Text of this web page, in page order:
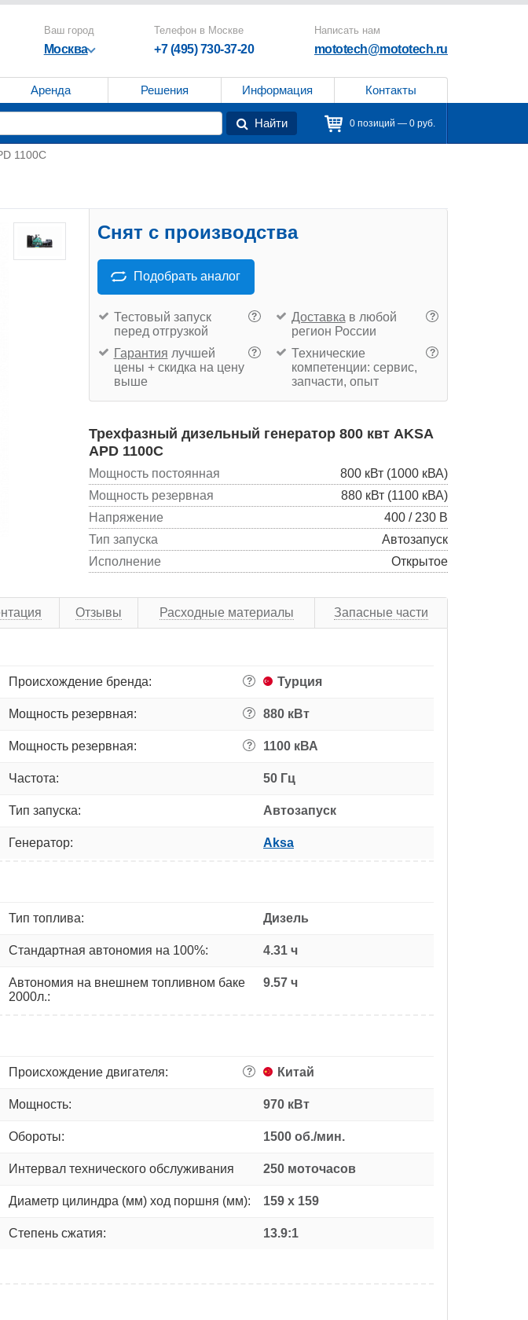
Ваш город
Москва
Телефон в Москве
+7 (495) 730-37-20
Написать нам
mototech@mototech.ru
Аренда Решения Информация Контакты
Найти 0 позиций — 0 руб.
1100C
Снят с производства
Подобрать аналог
?
Тестовый запуск
перед отгрузкой
?
Доставка в любой
регион России
?
Гарантия лучшей
цены + скидка на цену
выше
?
Технические
компетенции: сервис,
запчасти, опыт
Трехфазный дизельный генератор 800 квт AKSA
APD 1100C
Мощность постоянная
800 кВт (1000 кВА)
Мощность резервная
880 кВт (1100 кВА)
Напряжение
400 / 230 В
Тип запуска
Автозапуск
Исполнение
Открытое
Отзывы Расходные материалы Запасные части
Происхождение бренда: ? Турция
Мощность резервная: ? 880 кВт
Мощность резервная: ? 1100 кВА
Частота: 50 Гц
Тип запуска: Автозапуск
Генератор: Aksa
Тип топлива: Дизель
Стандартная автономия на 100%: 4.31 ч
Автономия на внешнем топливном баке
2000л.:
9.57 ч
Происхождение двигателя: ? Китай
Мощность: 970 кВт
Обороты: 1500 об./мин.
Интервал технического обслуживания 250 моточасов
Диаметр цилиндра (мм) ход поршня (мм): 159 х 159
Степень сжатия: 13.9:1